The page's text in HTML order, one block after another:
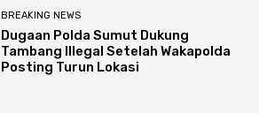
BREAKING NEWS
Dugaan Polda Sumut Dukung
Tambang Illegal Setelah Wakapolda
Posting Turun Lokasi